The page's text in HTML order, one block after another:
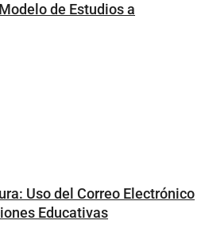
de Estudios a
Uso del Correo Electrónico
Educativas